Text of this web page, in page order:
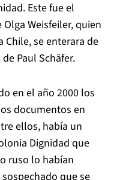
Este fue el
Weisfeiler, quien
Chile, se enterara de
Paul Schäfer.
en el año 2000 los
documentos en
ellos, había un
Dignidad que
ruso lo habían
que se